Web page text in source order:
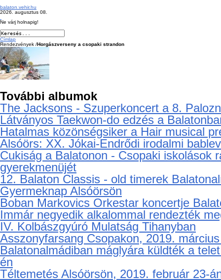
balaton.vehir.hu
2026. augusztus 08.
Ne várj holnapig!
Címlap
Rendezvények /Horgászverseny a csopaki strandon
További albumok
The Jacksons - Szuperkoncert a 8.
Látványos Taekwon-do edzés a
Hatalmas közönségsiker a Hair musical
Alsóörs: XX. Jókai-Endrődi irodalmi
Cukiság a Balatonon - Csopaki iskolások
gyerekmenüjét
12. Balaton Classis - old timerek
Gyermeknap Alsóörsön
Boban Markovics Orkestar koncertje
Immár negyedik alkalommal rendezték